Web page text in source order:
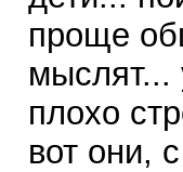
проще
мыслят...
плохо
вот они,